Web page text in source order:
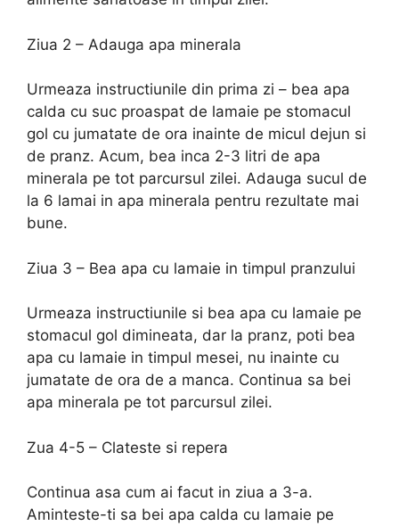
Ziua 2 – Adauga apa minerala
Urmeaza instructiunile din prima zi – bea apa
calda cu suc proaspat de lamaie pe stomacul
gol cu jumatate de ora inainte de micul dejun si
de pranz. Acum, bea inca 2-3 litri de apa
minerala pe tot parcursul zilei. Adauga sucul de
la 6 lamai in apa minerala pentru rezultate mai
bune.
Ziua 3 – Bea apa cu lamaie in timpul pranzului
Urmeaza instructiunile si bea apa cu lamaie pe
stomacul gol dimineata, dar la pranz, poti bea
apa cu lamaie in timpul mesei, nu inainte cu
jumatate de ora de a manca. Continua sa bei
apa minerala pe tot parcursul zilei.
Zua 4-5 – Clateste si repera
Continua asa cum ai facut in ziua a 3-a.
Aminteste-ti sa bei apa calda cu lamaie pe